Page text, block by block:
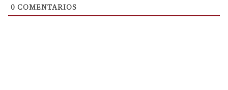
0 COMENTARIOS